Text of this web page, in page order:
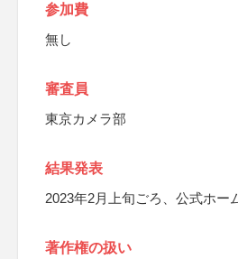
参加費
無し
審査員
東京カメラ部
結果発表
2023年2月上旬ごろ、公式ホー
著作権の扱い